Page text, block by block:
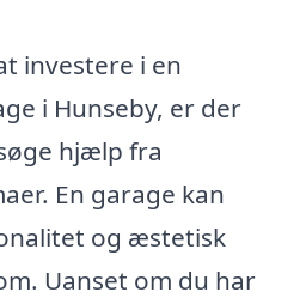
investere i en
i Hunseby, er der
hjælp fra
En garage kan
og æstetisk
Uanset om du har